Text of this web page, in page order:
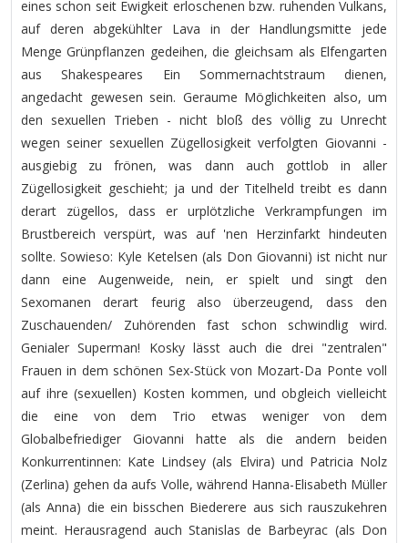
eines schon seit Ewigkeit erloschenen bzw. ruhenden Vulkans,
auf deren abgekühlter Lava in der Handlungsmitte jede
Menge Grünpflanzen gedeihen, die gleichsam als Elfengarten
aus Shakespeares Ein Sommernachtstraum dienen,
angedacht gewesen sein. Geraume Möglichkeiten also, um
den sexuellen Trieben - nicht bloß des völlig zu Unrecht
wegen seiner sexuellen Zügellosigkeit verfolgten Giovanni -
ausgiebig zu frönen, was dann auch gottlob in aller
Zügellosigkeit geschieht; ja und der Titelheld treibt es dann
derart zügellos, dass er urplötzliche Verkrampfungen im
Brustbereich verspürt, was auf 'nen Herzinfarkt hindeuten
sollte. Sowieso: Kyle Ketelsen (als Don Giovanni) ist nicht nur
dann eine Augenweide, nein, er spielt und singt den
Sexomanen derart feurig also überzeugend, dass den
Zuschauenden/ Zuhörenden fast schon schwindlig wird.
Genialer Superman! Kosky lässt auch die drei "zentralen"
Frauen in dem schönen Sex-Stück von Mozart-Da Ponte voll
auf ihre (sexuellen) Kosten kommen, und obgleich vielleicht
die eine von dem Trio etwas weniger von dem
Globalbefriediger Giovanni hatte als die andern beiden
Konkurrentinnen: Kate Lindsey (als Elvira) und Patricia Nolz
(Zerlina) gehen da aufs Volle, während Hanna-Elisabeth Müller
(als Anna) die ein bisschen Biederere aus sich rauszukehren
meint. Herausragend auch Stanislas de Barbeyrac (als Don